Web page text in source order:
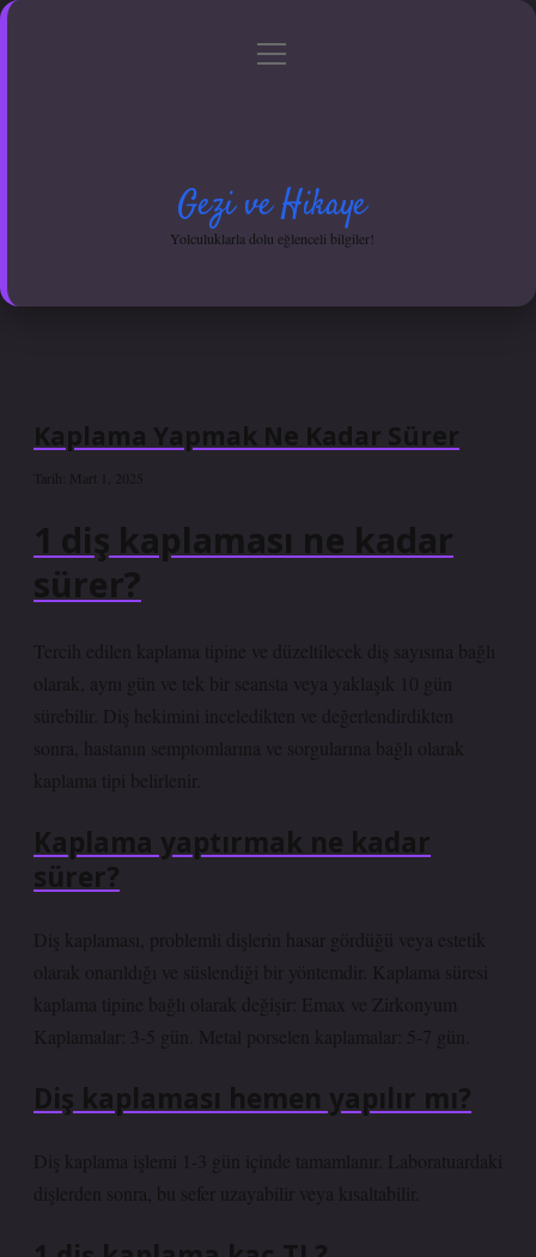
Gizlilik Politikası
menüyü
Gezi ve Hikaye
Yolculuklarla dolu eğlenceli bilgiler!
Kaplama Yapmak Ne Kadar Sürer
Tarih: Mart 1, 2025
1 diş kaplaması ne kadar
sürer?
Tercih edilen kaplama tipine ve düzeltilecek diş sayısına bağlı
olarak, aynı gün ve tek bir seansta veya yaklaşık 10 gün
sürebilir. Diş hekimini inceledikten ve değerlendirdikten
sonra, hastanın semptomlarına ve sorgularına bağlı olarak
kaplama tipi belirlenir.
Kaplama yaptırmak ne kadar
sürer?
Diş kaplaması, problemli dişlerin hasar gördüğü veya estetik
olarak onarıldığı ve süslendiği bir yöntemdir. Kaplama süresi
kaplama tipine bağlı olarak değişir: Emax ve Zirkonyum
Kaplamalar: 3-5 gün. Metal porselen kaplamalar: 5-7 gün.
Diş kaplaması hemen yapılır mı?
Diş kaplama işlemi 1-3 gün içinde tamamlanır. Laboratuardaki
dişlerden sonra, bu sefer uzayabilir veya kısaltabilir.